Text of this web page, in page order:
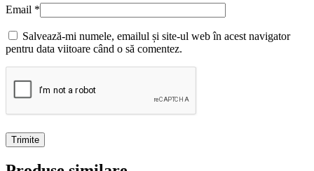
Email *
Salvează-mi numele, emailul și site-ul web în acest navigator
pentru data viitoare când o să comentez.